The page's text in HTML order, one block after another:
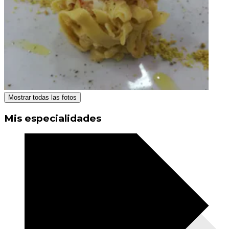
Mostrar todas las fotos
Mis especialidades